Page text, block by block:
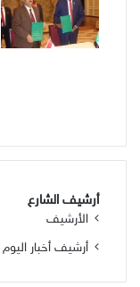
أرشيف الشارع
الأرشيف
أرشيف أخبار اليوم